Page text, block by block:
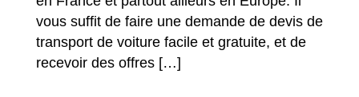
vous suffit de faire une demande de devis de
transport de voiture facile et gratuite, et de
recevoir des offres […]